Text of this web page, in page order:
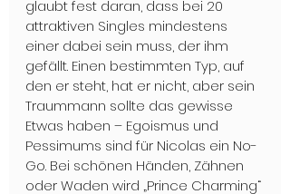
glaubt fest daran, dass bei 20
attraktiven Singles mindestens
einer dabei sein muss, der ihm
gefällt. Einen bestimmten Typ, auf
den er steht, hat er nicht, aber sein
Traummann sollte das gewisse
Etwas haben – Egoismus und
Pessimums sind für Nicolas ein No-
Go. Bei schönen Händen, Zähnen
oder Waden wird „Prince Charming“